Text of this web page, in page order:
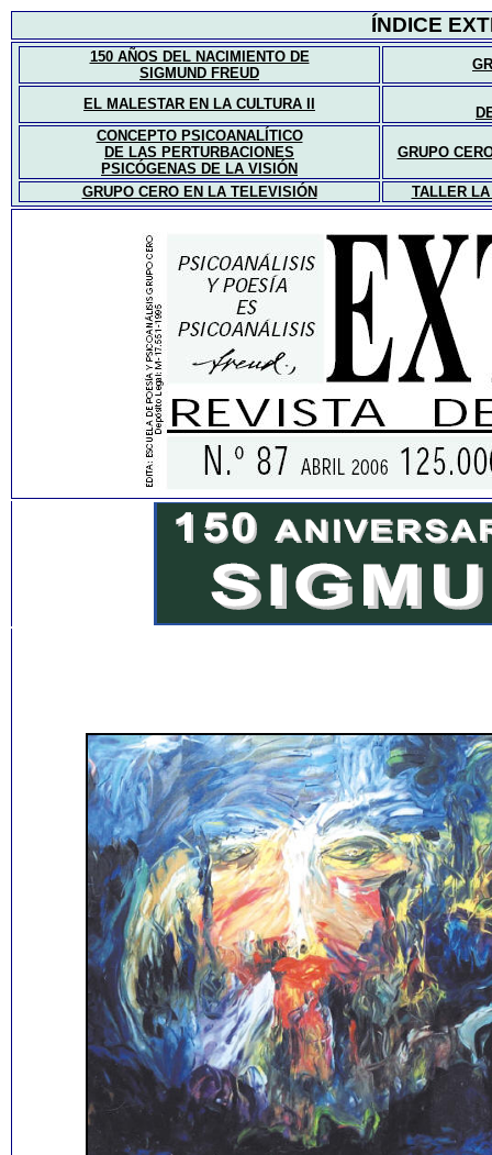
ÍNDICE
150 AÑOS DEL NACIMIENTO DE
SIGMUND FREUD
EL MALESTAR EN LA CULTURA II
CONCEPTO PSICOANALÍTICO
DE LAS PERTURBACIONES
PSICÓGENAS DE LA VISIÓN
GRUPO
GRUPO CERO EN LA TELEVISIÓN TALLER